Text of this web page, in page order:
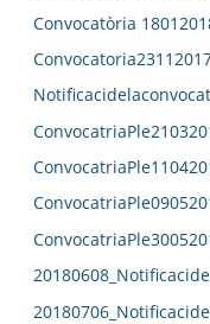
Convocatòria